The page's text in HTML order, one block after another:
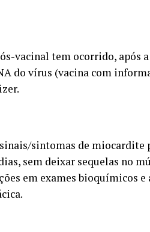
vacinal tem ocorrido, após a
do vírus (vacina com
sintomas de miocardite
sem deixar sequelas no
em exames bioquímicos